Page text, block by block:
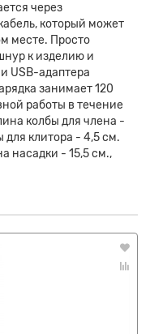
через
который может
месте. Просто
к изделию и
USB-адаптера
занимает 120
работы в течение
колбы для члена -
клитора - 4,5 см.
насадки - 15,5 см.,